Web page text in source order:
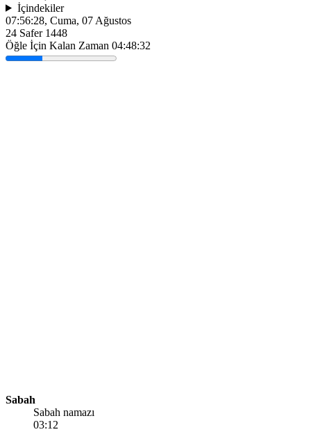
İçindekiler
07:56:28, Cuma, 07 Ağustos
24 Safer 1448
Öğle İçin Kalan Zaman 04:48:32
Sabah
Sabah namazı
03:12